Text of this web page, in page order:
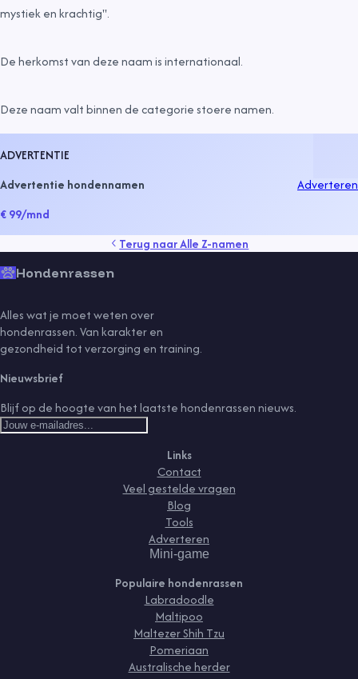
mystiek en krachtig".
De herkomst van deze naam isinternationaal.
Deze naam valt binnen de categoriestoere namen.
ADVERTENTIE
Advertentie hondennamen
€ 99/mnd
Adverteren
Terug naarAlle Z-namen
Hondenrassen
Alles wat je moet weten over
hondenrassen. Van karakter en
gezondheid tot verzorging en training.
Nieuwsbrief
Blijf op de hoogte van het laatste hondenrassen nieuws.
Links
Contact
Veel gestelde vragen
Blog
Tools
Adverteren
Mini-game
Populaire hondenrassen
Labradoodle
Maltipoo
Maltezer Shih Tzu
Pomeriaan
Australische herder